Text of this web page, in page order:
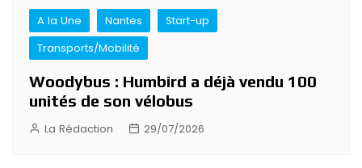
A la Une Nantes
Start-up
Transports/Mobilité
Woodybus : Humbird a déjà vendu 100
unités de son vélobus
La Rédaction 29/07/2026